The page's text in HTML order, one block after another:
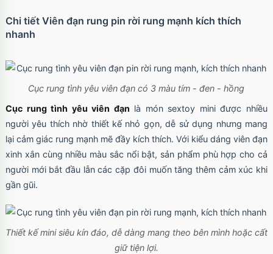
Chi tiết Viên đạn rung pin rời rung mạnh kích thích
nhanh
Cục rung tình yêu viên đạn có 3 màu tím - đen - hồng
Cục rung tình yêu viên đạn là món sextoy mini được nhiều
người yêu thích nhờ thiết kế nhỏ gọn, dễ sử dụng nhưng mang
lại cảm giác rung mạnh mẽ đầy kích thích. Với kiểu dáng viên đạn
xinh xắn cùng nhiều màu sắc nổi bật, sản phẩm phù hợp cho cả
người mới bắt đầu lẫn các cặp đôi muốn tăng thêm cảm xúc khi
gần gũi.
Thiết kế mini siêu kín đáo, dễ dàng mang theo bên mình hoặc cất
giữ tiện lợi.